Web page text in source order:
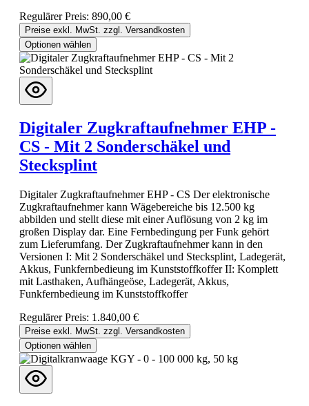
Regulärer Preis: 890,00 €
Preise exkl. MwSt. zzgl. Versandkosten
Optionen wählen
Digitaler Zugkraftaufnehmer EHP -
CS - Mit 2 Sonderschäkel und
Stecksplint
Digitaler Zugkraftaufnehmer EHP - CS Der elektronische
Zugkraftaufnehmer kann Wägebereiche bis 12.500 kg
abbilden und stellt diese mit einer Auflösung von 2 kg im
großen Display dar. Eine Fernbedingung per Funk gehört
zum Lieferumfang. Der Zugkraftaufnehmer kann in den
Versionen I: Mit 2 Sonderschäkel und Stecksplint, Ladegerät,
Akkus, Funkfernbedieung im Kunststoffkoffer II: Komplett
mit Lasthaken, Aufhängeöse, Ladegerät, Akkus,
Funkfernbedieung im Kunststoffkoffer
Regulärer Preis: 1.840,00 €
Preise exkl. MwSt. zzgl. Versandkosten
Optionen wählen